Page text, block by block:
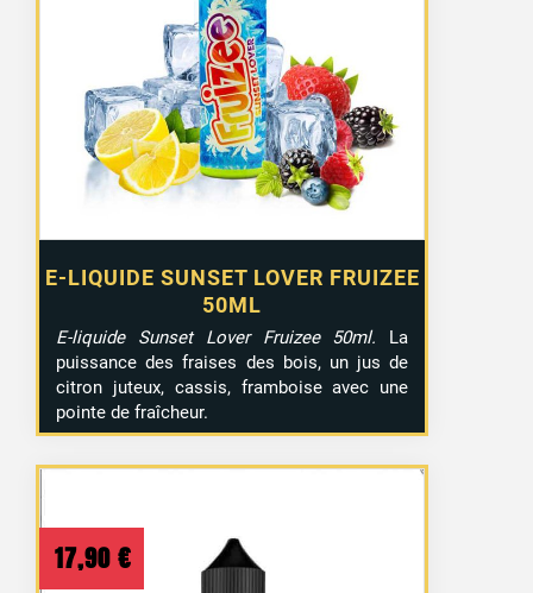
E-LIQUIDE SUNSET LOVER FRUIZEE
50ML
E-liquide Sunset Lover Fruizee 50ml. La
puissance des fraises des bois, un jus de
citron juteux, cassis, framboise avec une
pointe de fraîcheur.
17,90 €